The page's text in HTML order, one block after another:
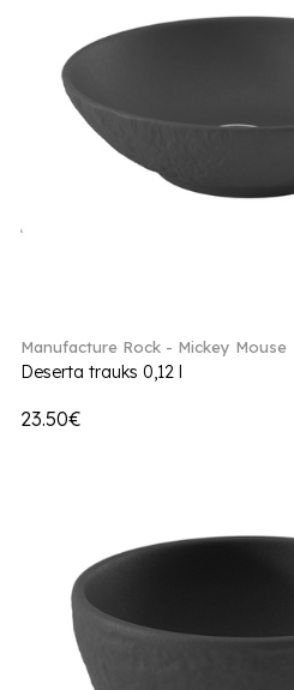
Manufacture Rock - Mickey Mouse
Deserta trauks 0,12 l
23.50€